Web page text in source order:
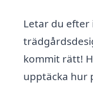
Letar du
kommit rätt!
upptäcka hur